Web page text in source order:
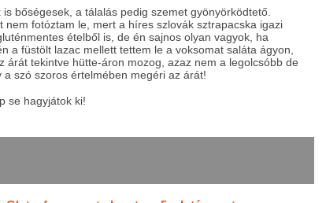
bőségesek, a tálalás pedig szemet gyönyörködtető.
nem fotóztam le, mert a híres szlovák sztrapacska igazi
ételből is, de én sajnos olyan vagyok, ha
a füstölt lazac mellett tettem le a voksomat saláta ágyon,
árát tekintve hütte-áron mozog, azaz nem a legolcsóbb de
szó szoros értelmében megéri az árát!
se hagyjátok ki!